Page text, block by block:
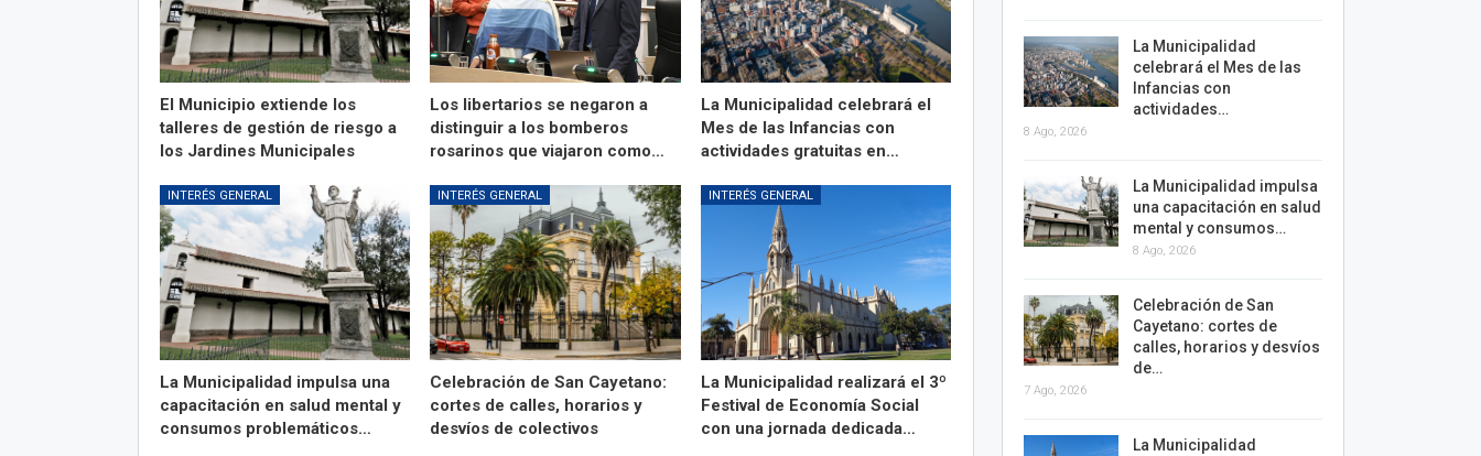
El Municipio extiende los
talleres de gestión de riesgo a
los Jardines Municipales
Los libertarios se negaron a
distinguir a los bomberos
rosarinos que viajaron como…
La Municipalidad celebrará el
Mes de las Infancias con
actividades gratuitas en…
INTERÉS GENERAL
La Municipalidad impulsa una
capacitación en salud mental y
consumos problemáticos…
INTERÉS GENERAL
Celebración de San Cayetano:
cortes de calles, horarios y
desvíos de colectivos
INTERÉS GENERAL
La Municipalidad realizará el 3º
Festival de Economía Social
con una jornada dedicada…
La Municipalidad
celebrará el Mes de las
Infancias con
actividades…
8 Ago, 2026
La Municipalidad impulsa
una capacitación en salud
mental y consumos…
8 Ago, 2026
Celebración de San
Cayetano: cortes de
calles, horarios y desvíos
de…
7 Ago, 2026
La Municipalidad